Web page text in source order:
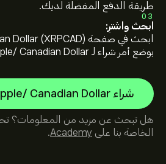
طريقة الدفع المفضلة لديك.
03
ابحث واشترِ:
بوضع أمر شراء لـ Ripple/ Canadian Dollar.
شراء Ripple/ Canadian Dollar
هل تبحث عن مزيد من المعلومات؟
الخاصة بنا على Academy
.